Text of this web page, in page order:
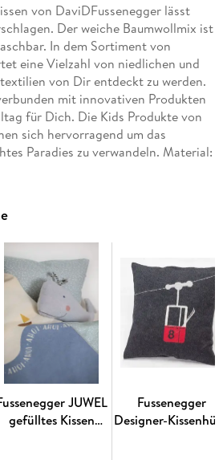
von DaviDFussenegger lässt
Der weiche Baumwollmix ist
In dem Sortiment von
eine Vielzahl von niedlichen und
von Dir entdeckt zu werden.
mit innovativen Produkten
für Dich. Die Kids Produkte von
sich hervorragend um das
Paradies zu verwandeln. Material:
JUWEL
gefülltes Kissen
Fussenegger
Designer-